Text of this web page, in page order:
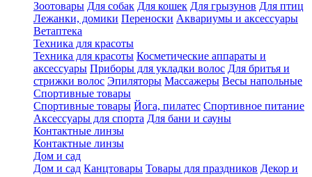
Зоотовары Для собак Для кошек Для грызунов Для птиц
Лежанки, домики Переноски Аквариумы и аксессуары
Ветаптека
Техника для красоты
Техника для красоты Косметические аппараты и
аксессуары Приборы для укладки волос Для бритья и
стрижки волос Эпиляторы Массажеры Весы напольные
Спортивные товары
Спортивные товары Йога, пилатес Спортивное питание
Аксессуары для спорта Для бани и сауны
Контактные линзы
Контактные линзы
Дом и сад
Дом и сад Канцтовары Товары для праздников Декор и